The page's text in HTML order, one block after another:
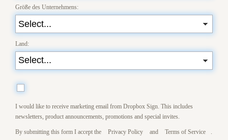
Größe des Unternehmens:
Land:
I would like to receive marketing email from Dropbox Sign. This includes
newsletters, product announcements, promotions and special invites.
By submitting this form I accept the Privacy Policy and Terms of Service